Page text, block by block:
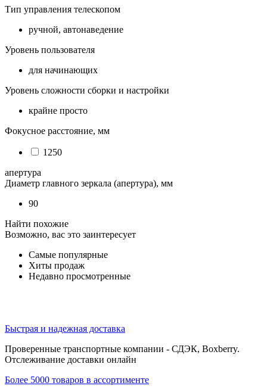
Тип управления телескопом
ручной, автонаведение
Уровень пользователя
для начинающих
Уровень сложности сборки и настройки
крайне просто
Фокусное расстояние, мм
1250
апертура
Диаметр главного зеркала (апертура), мм
90
Найти похожие
Возможно, вас это заинтересует
Самые популярные
Хиты продаж
Недавно просмотренные
Быстрая и надежная доставка
Проверенные транспортные компании - СДЭК, Boxberry.
Отслеживание доставки онлайн
Более 5000 товаров в ассортименте